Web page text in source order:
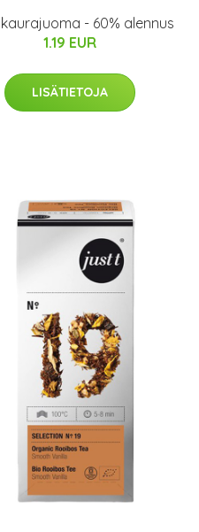
- 60% alennus
1.19 EUR
LISÄTIETOJA